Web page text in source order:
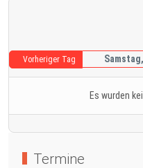
Vorheriger Tag
Es wurden
Termine